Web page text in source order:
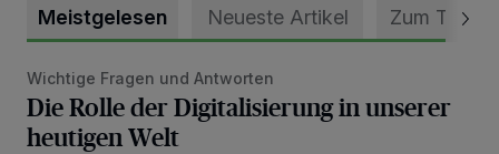
Meistgelesen Neueste Artikel Zum Thema
Die Rolle der Digitalisierung in unserer heutigen Welt
Wichtige Fragen und Antworten
Die Rolle der Digitalisierung in unserer
heutigen Welt